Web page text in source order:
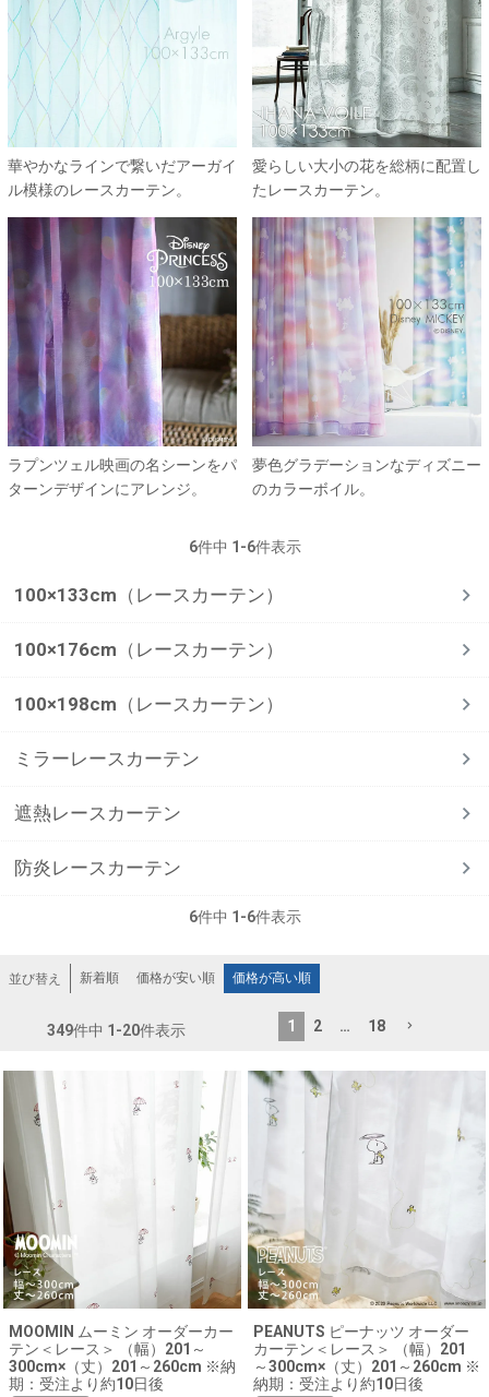
華やかなラインで繋いだアーガイ
ル模様のレースカーテン。
愛らしい大小の花を総柄に配置し
たレースカーテン。
ラプンツェル映画の名シーンをパ
ターンデザインにアレンジ。
夢色グラデーションなディズニー
のカラーボイル。
6件中 1 -6件表示
100×133cm（レースカーテン）
100×176cm（レースカーテン）
100×198cm（レースカーテン）
ミラーレースカーテン
遮熱レースカーテン
防炎レースカーテン
6件中 1 -6件表示
並び替え 新着順 価格が安い順 価格が高い順
349件中 1 -20件表示 1 2 … 18
MOOMIN ムーミン オーダーカー
テン＜レース＞ （幅）201～
300cm×（丈）201～260cm ※納
期：受注より約10日後
PEANUTS ピーナッツ オーダー
カーテン＜レース＞ （幅）201
～300cm×（丈）201～260cm ※
納期：受注より約10日後